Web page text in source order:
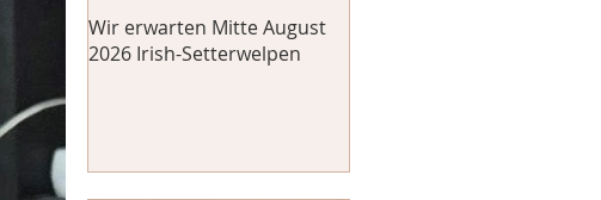
Wir erwarten Mitte August
2026 Irish-Setterwelpen